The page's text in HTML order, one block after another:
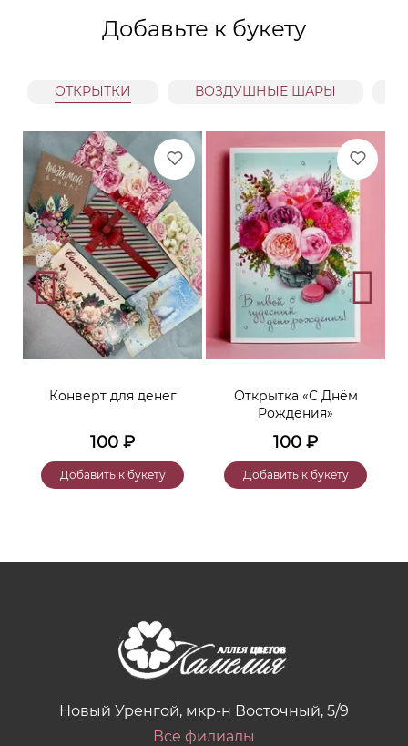
Добавьте к букету
ОТКРЫТКИ ВОЗДУШНЫЕ ШАРЫ
Конверт для денег
100 ₽
Добавить к букету
Открытка «С Днём
Рождения»
100 ₽
Добавить к букету
Новый Уренгой, мкр-н Восточный, 5/9
Все филиалы